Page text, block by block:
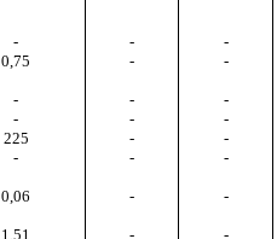
- - -
0,75 - -
- - -
- - -
225 - -
- - -
0,06 - -
1,51 - -